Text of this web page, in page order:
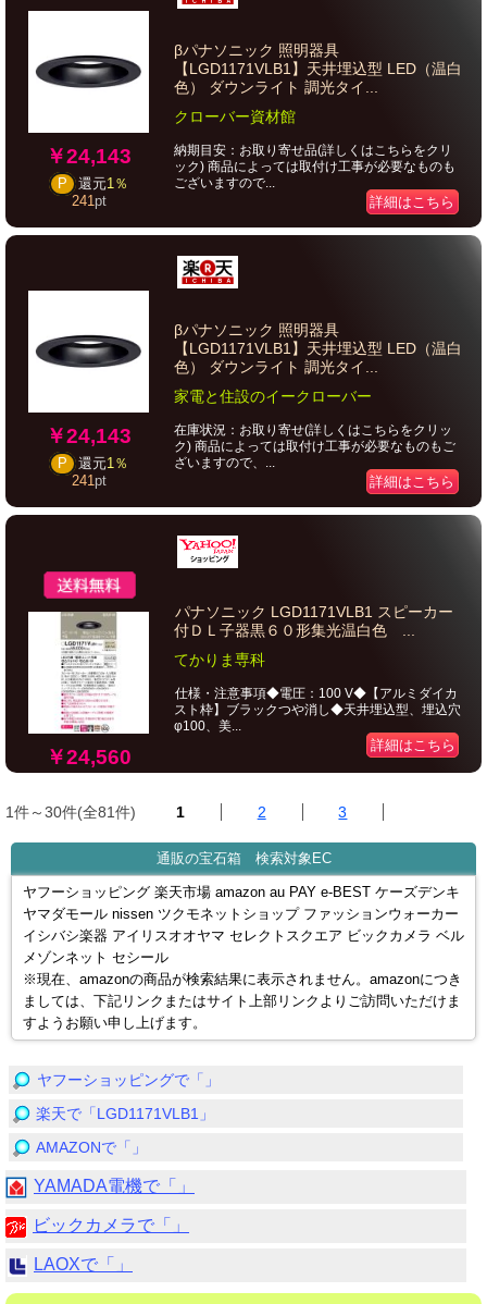
￥24,143
P 還元1％
241 pt
βパナソニック 照明器具
【LGD1171VLB1】天井埋込型 LED（温白
色） ダウンライト 調光タイ...
クローバー資材館
納期目安：お取り寄せ品(詳しくはこちらをクリ
ック) 商品によっては取付け工事が必要なものも
ございますので...
詳細はこちら
￥24,143
P 還元1％
241 pt
βパナソニック 照明器具
【LGD1171VLB1】天井埋込型 LED（温白
色） ダウンライト 調光タイ...
家電と住設のイークローバー
在庫状況：お取り寄せ(詳しくはこちらをクリッ
ク) 商品によっては取付け工事が必要なものもご
ざいますので、...
詳細はこちら
￥24,560
パナソニック LGD1171VLB1 スピーカー
付ＤＬ子器黒６０形集光温白色 ...
てかりま専科
仕様・注意事項◆電圧：100 V◆【アルミダイカ
スト枠】ブラックつや消し◆天井埋込型、埋込穴
φ100、美...
詳細はこちら
1件～30件(全81件) 1 2 3
通販の宝石箱 検索対象EC
ヤフーショッピング 楽天市場 amazon au PAY e-BEST ケーズデンキ
ヤマダモール nissen ツクモネットショップ ファッションウォーカー
イシバシ楽器 アイリスオオヤマ セレクトスクエア ビックカメラ ベル
メゾンネット セシール
※現在、amazonの商品が検索結果に表示されません。amazonにつき
ましては、下記リンクまたはサイト上部リンクよりご訪問いただけま
すようお願い申し上げます。
ヤフーショッピングで「」
楽天で「LGD1171VLB1」
AMAZONで「」
YAMADA電機で「」
ビックカメラで「」
LAOXで「」